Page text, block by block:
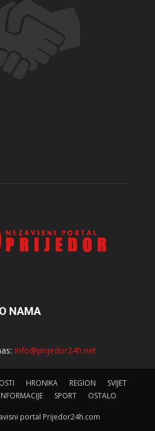
O NAMA
info@prijedor24h.net
HRONIKA REGION
SVIJET
SPORT OSTALO
portal Prijedor24h.com